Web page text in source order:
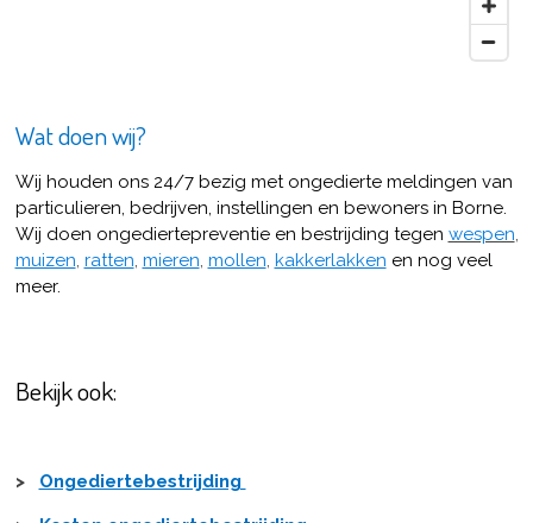
Wat doen wij?
Wij houden ons 24/7 bezig met ongedierte meldingen van
particulieren, bedrijven, instellingen en bewoners in Borne.
Wij doen ongediertepreventie en bestrijding tegen wespen,
muizen, ratten, mieren, mollen, kakkerlakken en nog veel
meer.
Bekijk ook:
> Ongediertebestrijding